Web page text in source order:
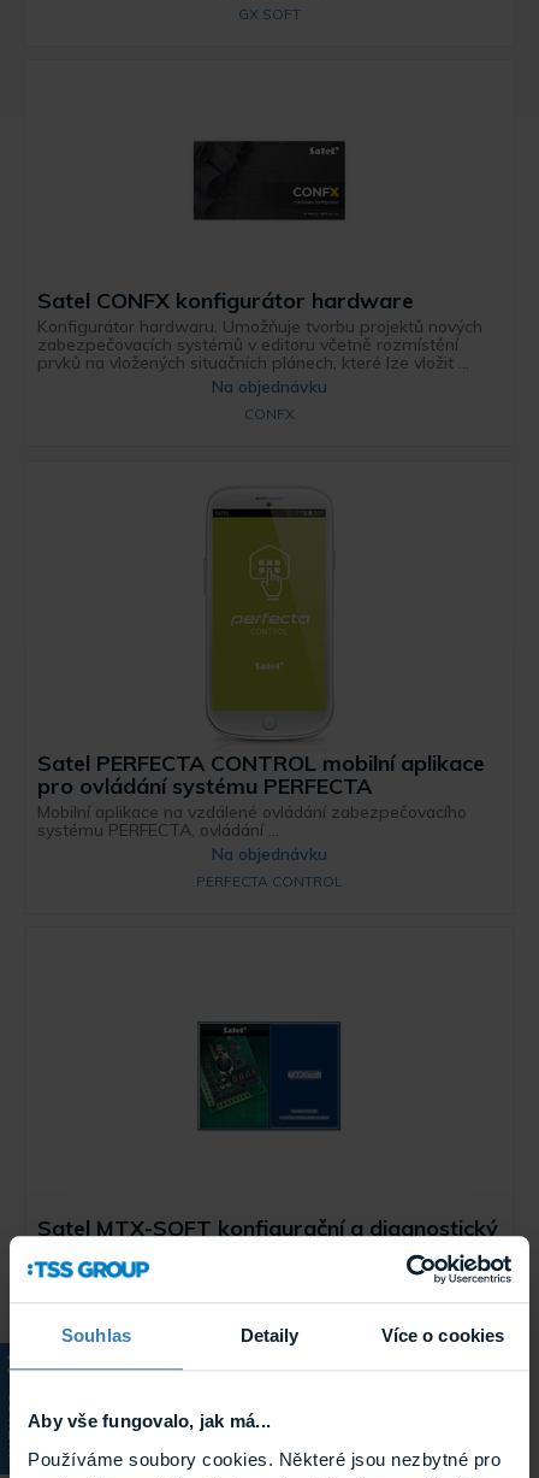
Souhlas Detaily Více o cookies
Aby vše fungovalo, jak má...
Používáme soubory cookies. Některé jsou nezbytné pro
KATALOG
GX SOFT
Satel CONFX konfigurátor hardware
Konfigurátor hardwaru. Umožňuje tvorbu projektů nových
zabezpečovacích systémů v editoru včetně rozmístění
prvků na vložených situačních plánech, které lze vložit ...
Na objednávku
CONFX
Satel PERFECTA CONTROL mobilní aplikace
pro ovládání systému PERFECTA
Mobilní aplikace na vzdálené ovládání zabezpečovacího
systému PERFECTA, ovládání ...
Na objednávku
PERFECTA CONTROL
Satel MTX-SOFT konfigurační a diagnostický
Software na konfiguraci a diagnostiku kontroléru MTX-300,
MTX-SOFT